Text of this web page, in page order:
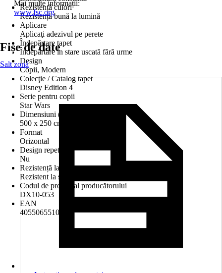
Rezistență culori
Rezistență bună la lumină
Aplicare
Aplicaţi adezivul pe perete
Îndepărtare tapet
Îndepărtare în stare uscată fără urme
Design
Copii, Modern
Colecţie / Catalog tapet
Disney Edition 4
Serie pentru copii
Star Wars
Dimensiuni (l x î)
500 x 250 cm
Format
Orizontal
Design repetitiv
Nu
Rezistență la spălare
Rezistent la spălare
Codul de produs al producătorului
DX10-053
EAN
4055065510694
Mai multe informații:
www.fsc.org
Fișe de date
Salt zonă